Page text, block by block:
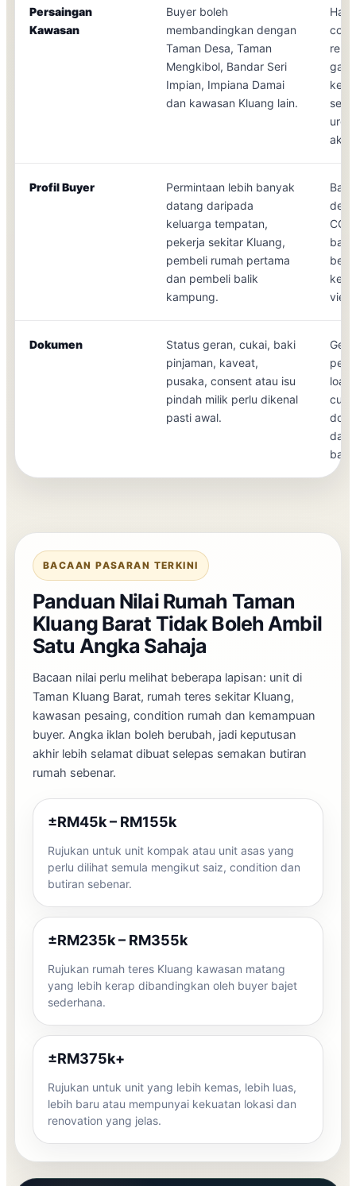
Persaingan
Kawasan
Buyer boleh
membandingkan dengan
Taman Desa, Taman
Mengkibol, Bandar Seri
Impian, Impiana Damai
dan kawasan Kluang lain.
aktif.
Profil Buyer
Permintaan lebih banyak
datang daripada
keluarga tempatan,
pekerja sekitar Kluang,
pembeli rumah pertama
dan pembeli balik
kampung.
Dokumen
Status geran, cukai, baki
pinjaman, kaveat,
pusaka, consent atau isu
pindah milik perlu dikenal
pasti awal.
dan
BACAAN PASARAN TERKINI
Panduan Nilai Rumah Taman
Kluang Barat Tidak Boleh Ambil
Satu Angka Sahaja
Bacaan nilai perlu melihat beberapa lapisan: unit di
Taman Kluang Barat, rumah teres sekitar Kluang,
kawasan pesaing, condition rumah dan kemampuan
buyer. Angka iklan boleh berubah, jadi keputusan
akhir lebih selamat dibuat selepas semakan butiran
rumah sebenar.
±RM45k – RM155k
Rujukan untuk unit kompak atau unit asas yang
perlu dilihat semula mengikut saiz, condition dan
butiran sebenar.
±RM235k – RM355k
Rujukan rumah teres Kluang kawasan matang
yang lebih kerap dibandingkan oleh buyer bajet
sederhana.
±RM375k+
Rujukan untuk unit yang lebih kemas, lebih luas,
lebih baru atau mempunyai kekuatan lokasi dan
renovation yang jelas.